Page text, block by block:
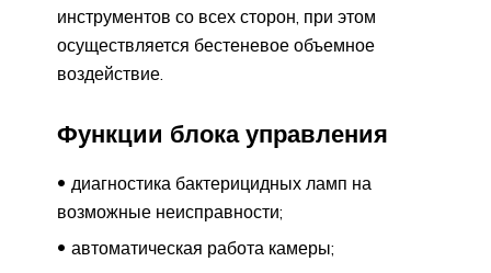
инструментов со всех сторон, при этом
осуществляется бестеневое объемное
воздействие.
Функции блока управления
диагностика бактерицидных ламп на
возможные неисправности;
автоматическая работа камеры;